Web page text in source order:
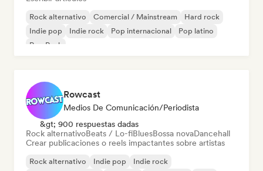
Rock alternativo Comercial / Mainstream
Hard rock
Indie pop
Indie rock Pop internacional
Pop latino
Pop Punk
Rowcast
Medios De Comunicación/Periodista
&gt; 900 respuestas dadas
Rock alternativoBeats / Lo-fiBluesBossa novaDancehall
Crear publicaciones o reels impactantes sobre artistas
Rock alternativo Indie pop
Indie rock